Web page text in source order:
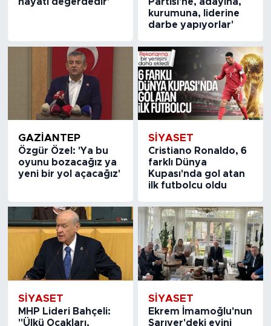
hayati değerdedir'
Partisi'ne, adayına,
kurumuna, liderine
darbe yapıyorlar'
GAZIANTEP
Özgür Özel: 'Ya bu
oyunu bozacağız ya
yeni bir yol açacağız'
SİYASET
Cristiano Ronaldo, 6
farklı Dünya
Kupası'nda gol atan
ilk futbolcu oldu
SİYASET
MHP Lideri Bahçeli:
"Ülkü Ocakları,
SİYASET
Ekrem İmamoğlu'nun
Sarıyer'deki evini